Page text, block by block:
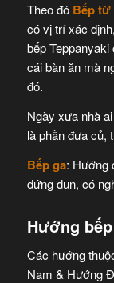
Theo đó Bếp từ
có vị trí xác
bếp
cái bàn ăn mà
đó.
Ngày xưa nhà
là phần đưa củ,
Bếp ga: Hướng
đứng đun, có
Hướng
Các hướng
Nam & Hướng